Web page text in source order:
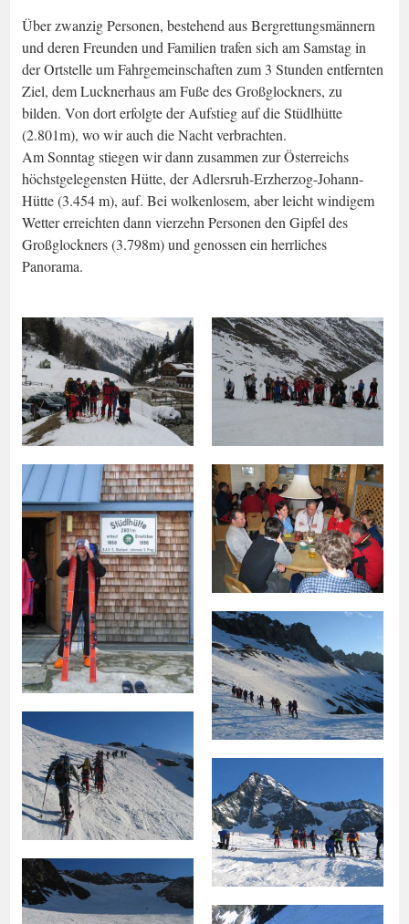
Über zwanzig Personen, bestehend aus Bergrettungsmännern
und deren Freunden und Familien trafen sich am Samstag in
der Ortstelle um Fahrgemeinschaften zum 3 Stunden entfernten
Ziel, dem Lucknerhaus am Fuße des Großglockners, zu
bilden. Von dort erfolgte der Aufstieg auf die Stüdlhütte
(2.801m), wo wir auch die Nacht verbrachten.
Am Sonntag stiegen wir dann zusammen zur Österreichs
höchstgelegensten Hütte, der Adlersruh-Erzherzog-Johann-
Hütte (3.454 m), auf. Bei wolkenlosem, aber leicht windigem
Wetter erreichten dann vierzehn Personen den Gipfel des
Großglockners (3.798m) und genossen ein herrliches
Panorama.